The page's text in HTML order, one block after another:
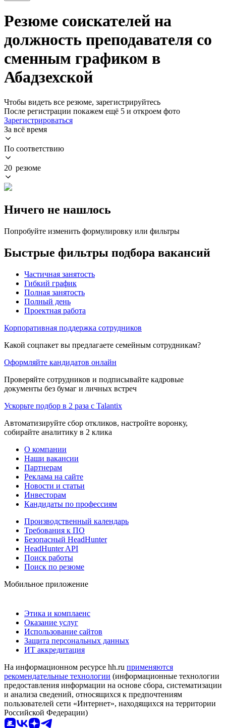
Резюме соискателей на
должность преподавателя со
сменным графиком в
Абадзехской
Чтобы видеть все резюме, зарегистрируйтесь
После регистрации покажем ещё 5 и откроем фото
Зарегистрироваться
За всё время
По соответствию
20 резюме
Ничего не нашлось
Попробуйте изменить формулировку или фильтры
Быстрые фильтры подбора вакансий
Частичная занятость
Гибкий график
Полная занятость
Полный день
Проектная работа
Корпоративная поддержка сотрудников
Какой соцпакет вы предлагаете семейным сотрудникам?
Оформляйте кандидатов онлайн
Проверяйте сотрудников и подписывайте кадровые
документы без бумаг и личных встреч
Ускорьте подбор в 2 раза с Talantix
Автоматизируйте сбор откликов, настройте воронку,
собирайте аналитику в 2 клика
О компании
Наши вакансии
Партнерам
Реклама на сайте
Новости и статьи
Инвесторам
Кандидаты по профессиям
Производственный календарь
Требования к ПО
Безопасный HeadHunter
HeadHunter API
Поиск работы
Поиск по резюме
Мобильное приложение
Этика и комплаенс
Оказание услуг
Использование сайтов
Защита персональных данных
ИТ аккредитация
На информационном ресурсе hh.ru применяются
рекомендательные технологии (информационные технологии
предоставления информации на основе сбора, систематизации
и анализа сведений, относящихся к предпочтениям
пользователей сети «Интернет», находящихся на территории
Российской Федерации)